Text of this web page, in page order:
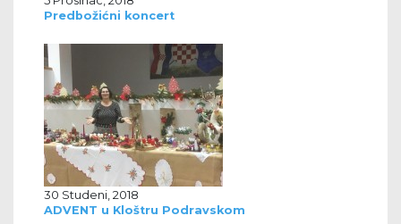
Predbožićni koncert
30 Studeni, 2018
ADVENT u Kloštru Podravskom